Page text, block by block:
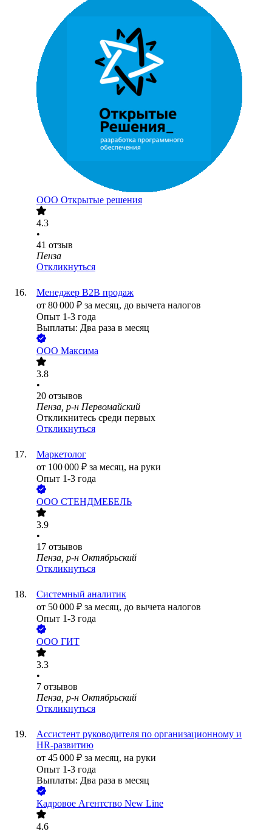
ООО Открытые решения
4.3
•
41 отзыв
Пенза
Откликнуться
Менеджер В2В продаж
от 80 000 ₽ за месяц, до вычета налогов
Опыт 1-3 года
Выплаты: Два раза в месяц
ООО Максима
3.8
•
20 отзывов
Пенза, р-н Первомайский
Откликнитесь среди первых
Откликнуться
Маркетолог
от 100 000 ₽ за месяц, на руки
Опыт 1-3 года
ООО СТЕНДМЕБЕЛЬ
3.9
•
17 отзывов
Пенза, р-н Октябрьский
Откликнуться
Системный аналитик
от 50 000 ₽ за месяц, до вычета налогов
Опыт 1-3 года
ООО ГИТ
3.3
•
7 отзывов
Пенза, р-н Октябрьский
Откликнуться
Ассистент руководителя по организационному и
HR-развитию
от 45 000 ₽ за месяц, на руки
Опыт 1-3 года
Выплаты: Два раза в месяц
Кадровое Агентство New Line
4.6